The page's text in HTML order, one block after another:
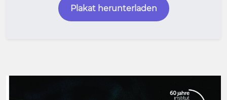
Plakat herunterladen